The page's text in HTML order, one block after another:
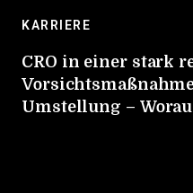
KARRIERE
CRO in einer stark
Umstellung –